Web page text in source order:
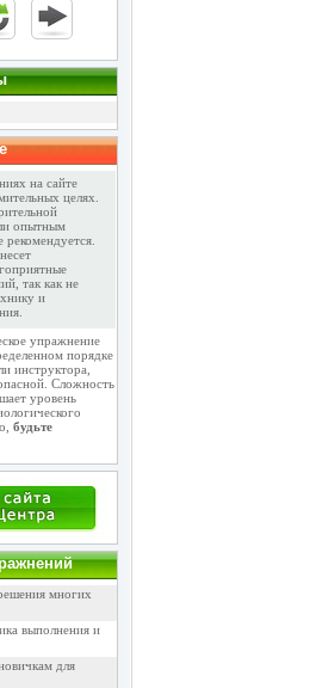
на сайте
целях.
опытным
рекомендуется.
так как не
и
упражнение
порядке
инструктора,
Сложность
уровень
будьте
многих
выполнения и
для